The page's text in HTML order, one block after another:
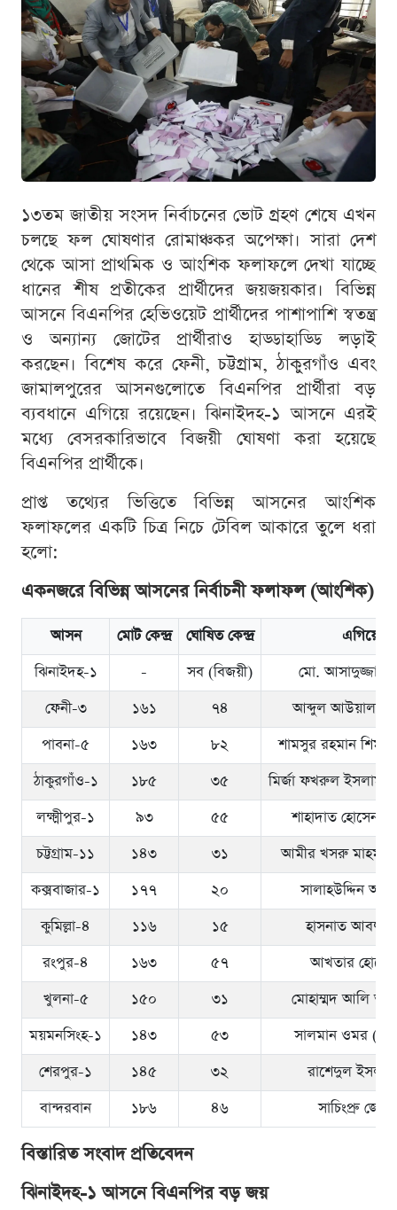
১৩তম জাতীয় সংসদ নির্বাচনের ভোট গ্রহণ শেষে এখন
চলছে ফল ঘোষণার রোমাঞ্চকর অপেক্ষা। সারা দেশ
থেকে আসা প্রাথমিক ও আংশিক ফলাফলে দেখা যাচ্ছে
ধানের শীষ প্রতীকের প্রার্থীদের জয়জয়কার। বিভিন্ন
আসনে বিএনপির হেভিওয়েট প্রার্থীদের পাশাপাশি স্বতন্ত্র
ও অন্যান্য জোটের প্রার্থীরাও হাড্ডাহাড্ডি লড়াই
করছেন। বিশেষ করে ফেনী, চট্টগ্রাম, ঠাকুরগাঁও এবং
জামালপুরের আসনগুলোতে বিএনপির প্রার্থীরা বড়
ব্যবধানে এগিয়ে রয়েছেন। ঝিনাইদহ-১ আসনে এরই
মধ্যে বেসরকারিভাবে বিজয়ী ঘোষণা করা হয়েছে
বিএনপির প্রার্থীকে।
প্রাপ্ত তথ্যের ভিত্তিতে বিভিন্ন আসনের আংশিক
ফলাফলের একটি চিত্র নিচে টেবিল আকারে তুলে ধরা
হলো:
একনজরে বিভিন্ন আসনের নির্বাচনী ফলাফল (আংশিক)
আসন মোট কেন্দ্র ঘোষিত কেন্দ্র
এগিয়ে
ঝিনাইদহ-১
- সব (বিজয়ী)
মো.
ফেনী-৩
১৬১ ৭৪
আব্দুল আউয়াল
পাবনা-৫
১৬৩ ৮২
শামসুর রহমান শিমুল
ঠাকুরগাঁও-১
১৮৫ ৩৫
মির্জা ফখরুল ইসলাম
লক্ষ্মীপুর-১
৯৩ ৫৫
শাহাদাত হোসেন
চট্টগ্রাম-১১
১৪৩ ৩১
আমীর খসরু মাহমুদ
কক্সবাজার-১
১৭৭ ২০
সালাহউদ্দিন
কুমিল্লা-৪
১১৬ ১৫
হাসনাত
রংপুর-৪
১৬৩ ৫৭
আখতার
খুলনা-৫
১৫০ ৩১
মোহাম্মদ আলি
ময়মনসিংহ-১
১৪৩ ৫৩
সালমান ওমর
শেরপুর-১
১৪৫ ৩২
রাশেদুল
বান্দরবান
১৮৬ ৪৬ সাচিংপ্রু
বিস্তারিত সংবাদ প্রতিবেদন
ঝিনাইদহ-১ আসনে বিএনপির বড় জয়